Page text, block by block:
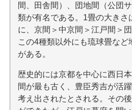
間、田舎間）、団地間（公団
類が有名である。1畳の大きさ
に、京間＞中京間＞江戸間＞
この4種類以外にも琉球畳など
がある。
歴史的には京都を中心に西日
間が最も古く、豊臣秀吉が活
考え出されたとされる。その